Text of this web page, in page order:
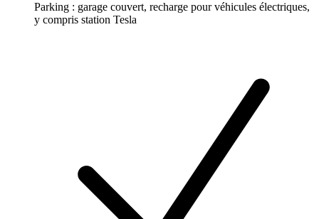
Parking : garage couvert, recharge pour véhicules électriques,
y compris station Tesla